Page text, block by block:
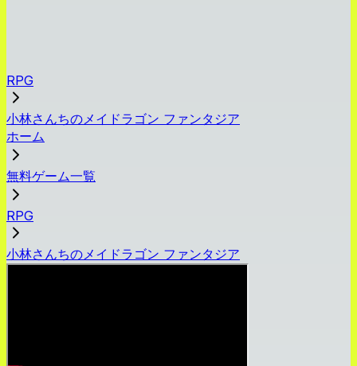
RPG
小林さんちのメイドラゴン ファンタジア
ホーム
無料ゲーム一覧
RPG
小林さんちのメイドラゴン ファンタジア